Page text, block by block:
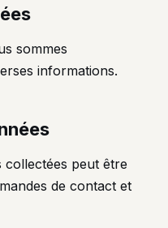
sommes
informations.
collectées peut être
de contact et